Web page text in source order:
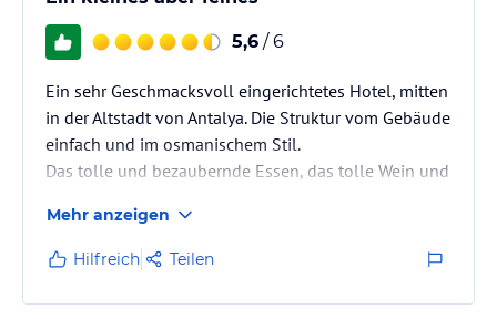
5,6 / 6
Ein sehr Geschmacksvoll eingerichtetes Hotel, mitten
in der Altstadt von Antalya. Die Struktur vom Gebäude
einfach und im osmanischem Stil.
Das tolle und bezaubernde Essen, das tolle Wein und
schön.
War ein gelungener Kurztrip, werde wieder kommen .
Mehr anzeigen
Hilfreich Teilen